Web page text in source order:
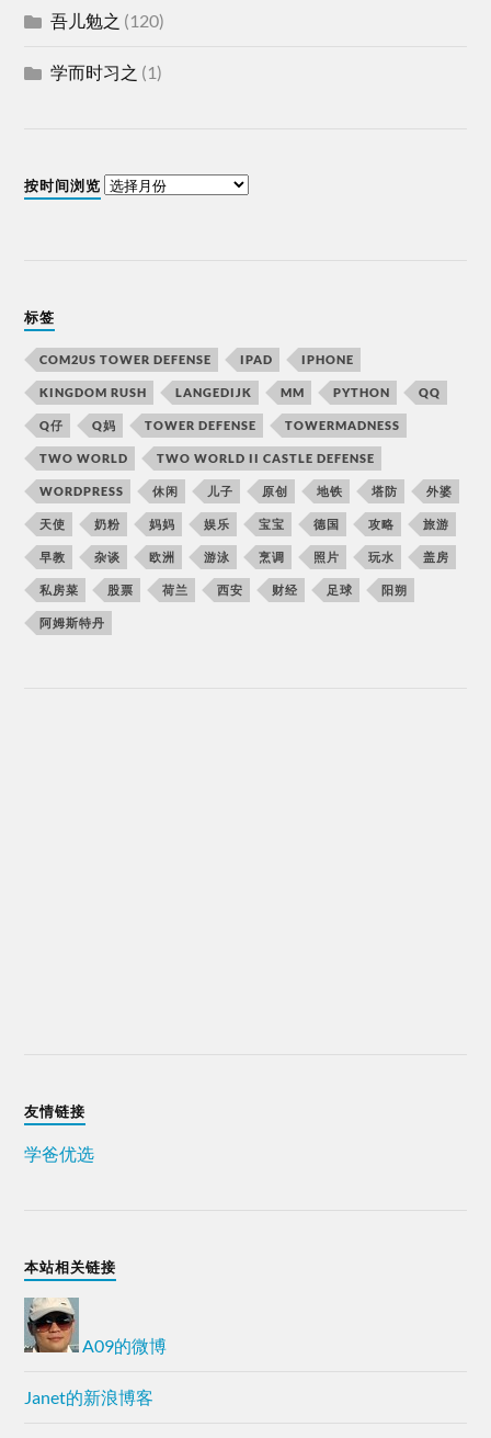
吾儿勉之 (120)
学而时习之 (1)
按时间浏览
标签
COM2US TOWER DEFENSE IPAD IPHONE
KINGDOM RUSH LANGEDIJK MM PYTHON QQ
Q仔 Q妈 TOWER DEFENSE TOWERMADNESS
TWO WORLD TWO WORLD II CASTLE DEFENSE
WORDPRESS 休闲 儿子 原创 地铁 塔防 外婆
天使 奶粉 妈妈 娱乐 宝宝 德国 攻略 旅游
早教 杂谈 欧洲 游泳 烹调 照片 玩水 盖房
私房菜 股票 荷兰 西安 财经 足球 阳朔
阿姆斯特丹
友情链接
学爸优选
本站相关链接
A09的微博
Janet的新浪博客